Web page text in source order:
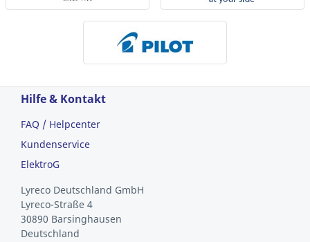
Hilfe & Kontakt
FAQ / Helpcenter
Kundenservice
ElektroG
Lyreco Deutschland GmbH
Lyreco-Straße 4
30890 Barsinghausen
Deutschland